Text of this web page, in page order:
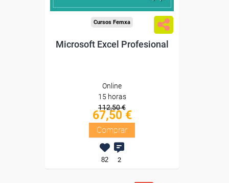
Cursos Femxa
Microsoft Excel Profesional
Online
15 horas
112,50 €
67,50 €
Comprar
82 2